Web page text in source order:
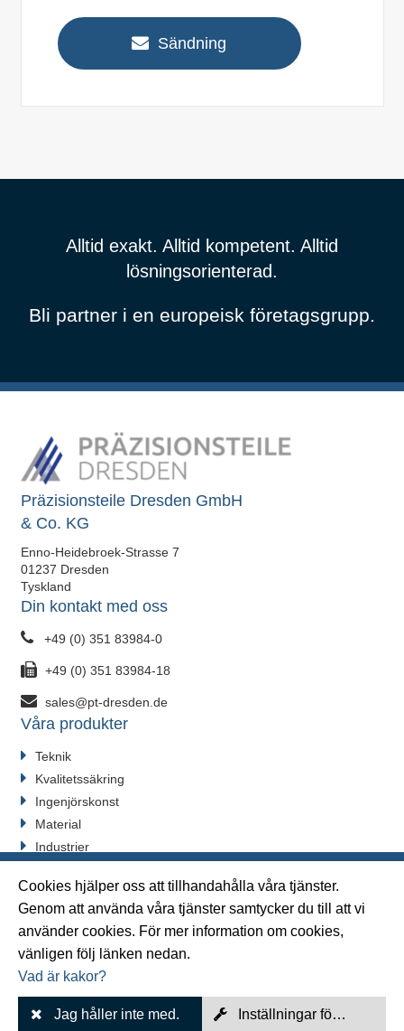
Sändning
Alltid exakt. Alltid kompetent. Alltid
lösningsorienterad.
Bli partner i en europeisk företagsgrupp.
Präzisionsteile Dresden GmbH
& Co. KG
Enno-Heidebroek-Strasse 7
01237 Dresden
Tyskland
Din kontakt med oss
+49 (0) 351 83984-0
+49 (0) 351 83984-18
sales@pt-dresden.de
Våra produkter
Teknik
Kvalitetssäkring
Ingenjörskonst
Material
Industrier
Ändra ditt samtycke
Skydd av personuppgifter
Cookies hjälper oss att tillhandahålla våra tjänster.
Genom att använda våra tjänster samtycker du till att vi
använder cookies. För mer information om cookies,
vänligen följ länken nedan.
Vad är kakor?
Jag håller inte med. Inställningar för cookies